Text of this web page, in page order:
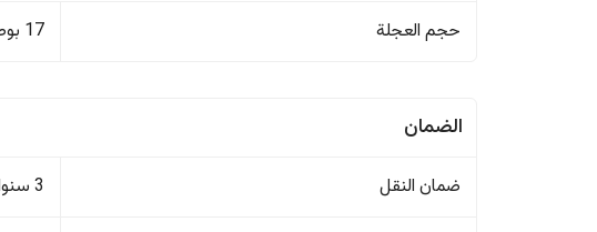
حجم العجلة 17 بوصة
الضمان
ضمان النقل 3 سنوات/60,000 كم